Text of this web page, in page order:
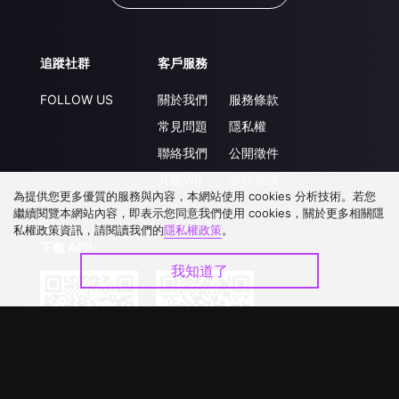
追蹤社群
FOLLOW US
客戶服務
關於我們
常見問題
聯絡我們
服務條款
隱私權
公開徵件
為提供您更多優質的服務與內容，本網站使用 cookies 分析技術。若您
繼續閱覽本網站內容，即表示您同意我們使用 cookies，關於更多相關隱
私權政策資訊，請閱讀我們的隱私權政策。
我知道了